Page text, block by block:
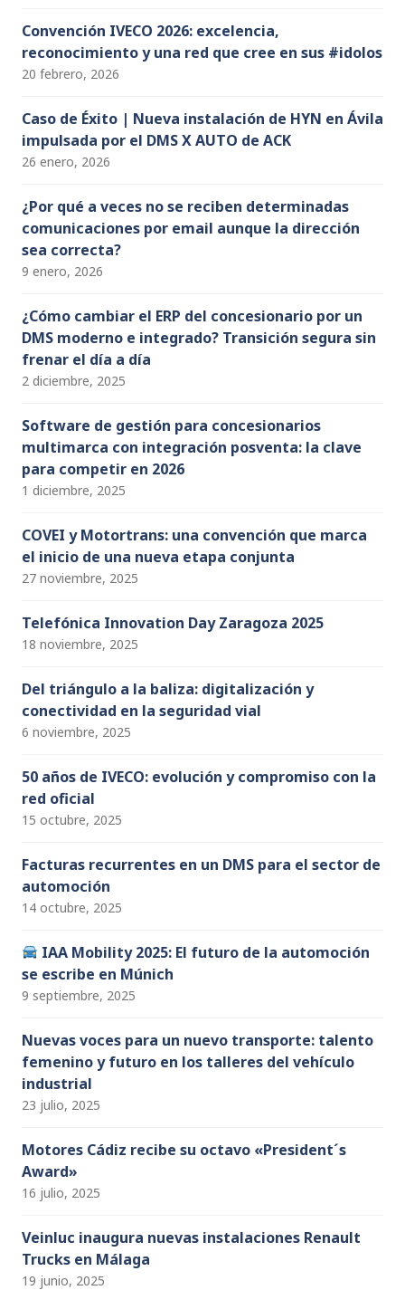
Convención IVECO 2026: excelencia,
reconocimiento y una red que cree en sus #idolos
20 febrero, 2026
Caso de Éxito | Nueva instalación de HYN en Ávila
impulsada por el DMS X AUTO de ACK
26 enero, 2026
¿Por qué a veces no se reciben determinadas
comunicaciones por email aunque la dirección
sea correcta?
9 enero, 2026
¿Cómo cambiar el ERP del concesionario por un
DMS moderno e integrado? Transición segura sin
frenar el día a día
2 diciembre, 2025
Software de gestión para concesionarios
multimarca con integración posventa: la clave
para competir en 2026
1 diciembre, 2025
COVEI y Motortrans: una convención que marca
el inicio de una nueva etapa conjunta
27 noviembre, 2025
Telefónica Innovation Day Zaragoza 2025
18 noviembre, 2025
Del triángulo a la baliza: digitalización y
conectividad en la seguridad vial
6 noviembre, 2025
50 años de IVECO: evolución y compromiso con la
red oficial
15 octubre, 2025
Facturas recurrentes en un DMS para el sector de
automoción
14 octubre, 2025
IAA Mobility 2025: El futuro de la automoción
se escribe en Múnich
9 septiembre, 2025
Nuevas voces para un nuevo transporte: talento
femenino y futuro en los talleres del vehículo
industrial
23 julio, 2025
Motores Cádiz recibe su octavo «President´s
Award»
16 julio, 2025
Veinluc inaugura nuevas instalaciones Renault
Trucks en Málaga
19 junio, 2025